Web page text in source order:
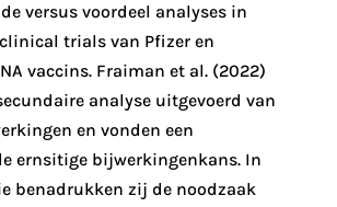
versus voordeel analyses in
trials van Pfizer en
vaccins. Fraiman et al. (2022)
analyse uitgevoerd van
en vonden een
ernsitige bijwerkingenkans. In
benadrukken zij de noodzaak